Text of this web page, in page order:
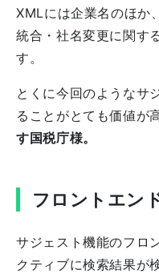
XMLには企業名のほか
統合・社名変更に関す
す。
とくに今回のようなサ
ることがとても価値が
す国税庁様。
フロントエン
サジェスト機能のフロ
クティブに検索結果が